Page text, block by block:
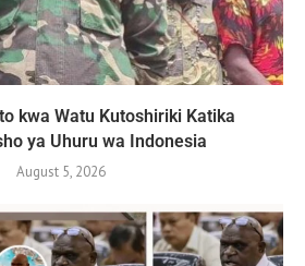
kwa Watu Kutoshiriki Katika
ya Uhuru wa Indonesia
August 5, 2026